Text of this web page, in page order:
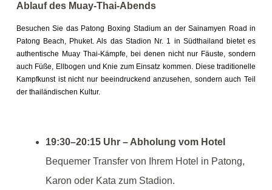
Ablauf des Muay-Thai-Abends
Besuchen Sie das Patong Boxing Stadium an der Sainamyen Road in
Patong Beach, Phuket. Als das Stadion Nr. 1 in Südthailand bietet es
authentische Muay Thai-Kämpfe, bei denen nicht nur Fäuste, sondern
auch Füße, Ellbogen und Knie zum Einsatz kommen. Diese traditionelle
Kampfkunst ist nicht nur beeindruckend anzusehen, sondern auch Teil
der thailändischen Kultur.
19:30–20:15 Uhr – Abholung vom Hotel
Bequemer Transfer von Ihrem Hotel in Patong,
Karon oder Kata zum Stadion.